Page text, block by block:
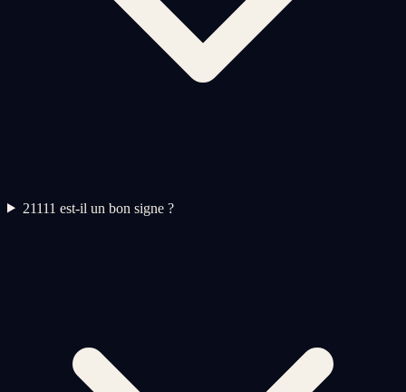
21111 est-il un bon signe ?